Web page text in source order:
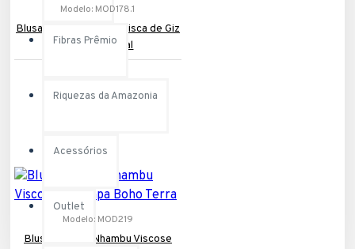
Fibras Prêmio
Riquezas da Amazonia
Acessórios
Outlet
Modelo: MOD178.1
Blusa Regata Niterói Risca de Giz
Marfim Natural
Modelo: MOD219
Blusa Regata Nhambu Viscose